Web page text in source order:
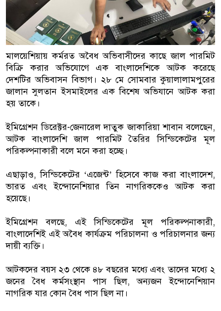
আটক
ফেব্রুয়ারিতে নির্বাচন হবে বলে মনে
ইসলাম
আগামী নির্বাচনে প্রবাসীদের
মালয়েশিয়ায় কর্মরত অবৈধ অভিবাসীদের কাছে জাল পারমিট
বিক্রি করার অভিযোগে এক বাংলাদেশিকে আটক করেছে
দেশটির অভিবাসন বিভাগ। ২৮ মে সোমবার কুয়ালালামপুরের
জালান সুলতান ইসমাইলের এক বিশেষ অভিযানে আটক করা
হয় তাকে।
ইমিগ্রেশন ডিরেক্টর-জেনারেল দাতুক জাকারিয়া শাবান বলেছেন,
আটক বাংলাদেশি জাল পারমিট তৈরির সিন্ডিকেটের মূল
পরিকল্পনাকারী বলে মনে করা হচ্ছে।
এছাড়াও, সিন্ডিকেটের ‘এজেন্ট’ হিসেবে কাজ করা বাংলাদেশ,
ভারত এবং ইন্দোনেশিয়ার তিন নাগরিককেও আটক করা
হয়েছে।
ইমিগ্রেশন বলছে, এই সিন্ডিকেটের মূল পরিকল্পনাকারী,
বাংলাদেশিই এই অবৈধ কার্যক্রম পরিচালনা ও পরিচালনার জন্য
দায়ী ব্যক্তি।
আটকদের বয়স ২৩ থেকে ৪৮ বছরের মধ্যে এবং তাদের মধ্যে ২
জনের বৈধ কর্মসংস্থান পাস ছিল, অন্যজন ইন্দোনেশিয়ান
নাগরিক যার কোন বৈধ পাস ছিল না।